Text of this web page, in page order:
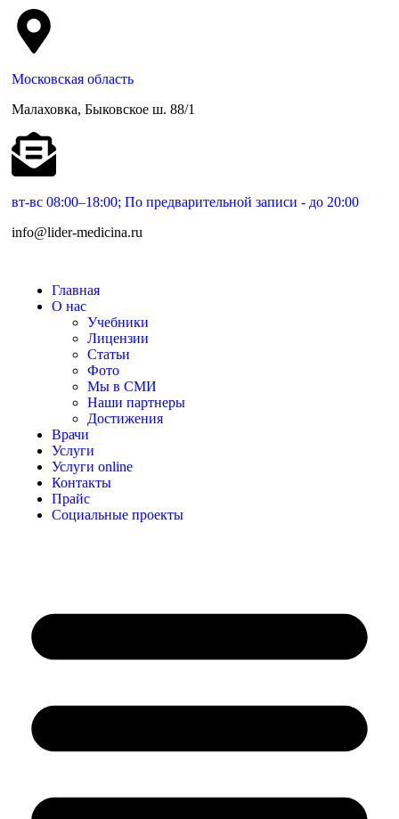
Московская область
Малаховка, Быковское ш. 88/1
вт-вс 08:00–18:00; По предварительной записи - до 20:00
info@lider-medicina.ru
Главная
О нас
Учебники
Лицензии
Статьи
Фото
Мы в СМИ
Наши партнеры
Достижения
Врачи
Услуги
Услуги online
Контакты
Прайс
Социальные проекты